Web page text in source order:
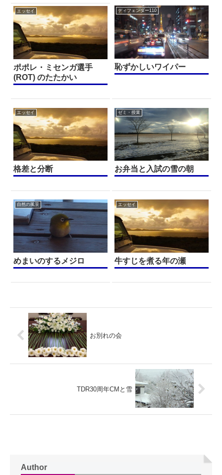
エッセイ
ポポレ・ミセンガ選手
(ROT) のたたかい
ディフェンダー110
恥ずかしいワイパー
エッセイ
格差と分断
ゼミ・授業
お弁当と入試の雪の朝
自然の風景
めまいのするメジロ
エッセイ
牛すじを煮る年の瀬
お別れの会
TDR30周年CMと雪
Author